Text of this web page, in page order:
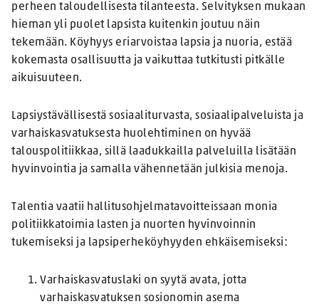
perheen taloudellisesta tilanteesta. Selvityksen mukaan
hieman yli puolet lapsista kuitenkin joutuu näin
tekemään. Köyhyys eriarvoistaa lapsia ja nuoria, estää
kokemasta osallisuutta ja vaikuttaa tutkitusti pitkälle
aikuisuuteen.
Lapsiystävällisestä sosiaaliturvasta, sosiaalipalveluista ja
varhaiskasvatuksesta huolehtiminen on hyvää
talouspolitiikkaa, sillä laadukkailla palveluilla lisätään
hyvinvointia ja samalla vähennetään julkisia menoja.
Talentia vaatii hallitusohjelmatavoitteissaan monia
politiikkatoimia lasten ja nuorten hyvinvoinnin
tukemiseksi ja lapsiperheköyhyyden ehkäisemiseksi:
Varhaiskasvatuslaki on syytä avata, jotta
varhaiskasvatuksen sosionomin asema